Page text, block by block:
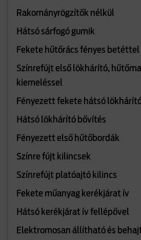
Rakományrögzítők nélkül
Hátsó sárfogó gumik
Fekete hűtőrács fényes betéttel
Színrefújt első lökhárító,
kiemeléssel
Fényezett fekete hátsó
Hátsó lökhárító bővítés
Fényezett első hűtőbordák
Színre fújt kilincsek
Színrefújt platóajtó kilincs
Fekete műanyag kerékjárat ív
Hátsó kerékjárat ív fellépővel
Elektromosan állítható és